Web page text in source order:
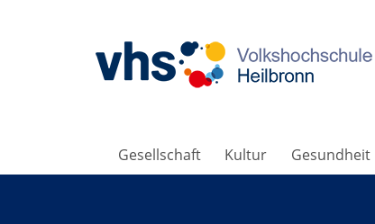
Gesellschaft Kultur Gesundheit